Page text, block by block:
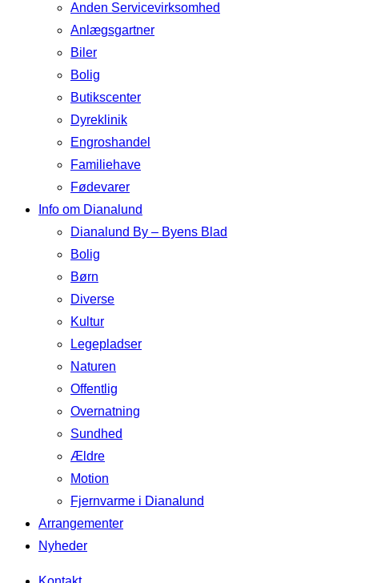
Anden Servicevirksomhed
Anlægsgartner
Biler
Bolig
Butikscenter
Dyreklinik
Engroshandel
Familiehave
Fødevarer
Info om Dianalund
Dianalund By – Byens Blad
Bolig
Børn
Diverse
Kultur
Legepladser
Naturen
Offentlig
Overnatning
Sundhed
Ældre
Motion
Fjernvarme i Dianalund
Arrangementer
Nyheder